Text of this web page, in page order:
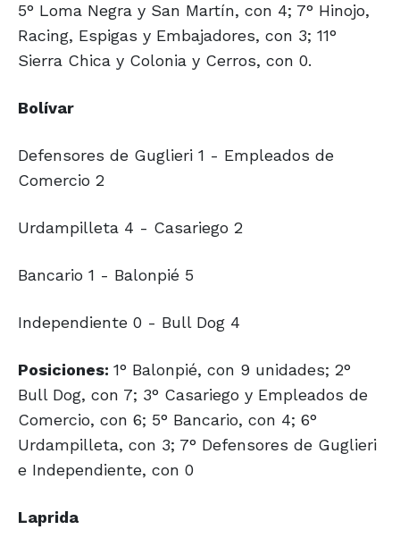
5° Loma Negra y San Martín, con 4; 7° Hinojo,
Racing, Espigas y Embajadores, con 3; 11°
Sierra Chica y Colonia y Cerros, con 0.
Bolívar
Defensores de Guglieri 1 - Empleados de
Comercio 2
Urdampilleta 4 - Casariego 2
Bancario 1 - Balonpié 5
Independiente 0 - Bull Dog 4
Posiciones: 1° Balonpié, con 9 unidades; 2°
Bull Dog, con 7; 3° Casariego y Empleados de
Comercio, con 6; 5° Bancario, con 4; 6°
Urdampilleta, con 3; 7° Defensores de Guglieri
e Independiente, con 0
Laprida